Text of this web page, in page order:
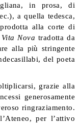
in prosa, di
a quella tedesca,
alla corte di
Vita Nova tradotta da
alla più stringente
del poeta
grazie alla
generosamente
ringraziamento.
per l’attivo